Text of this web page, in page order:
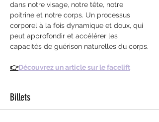
dans notre visage, notre tête, notre
poitrine et notre corps. Un processus
corporel à la fois dynamique et doux, qui
peut approfondir et accélérer les
capacités de guérison naturelles du corps.
👉Découvrez un article sur le facelift
Billets